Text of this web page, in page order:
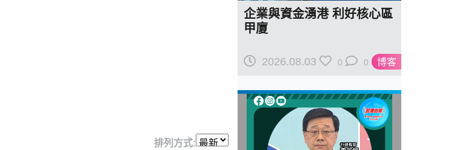
排列方式:
博客
企業與資金湧港 利好核心區
甲廈
2026.08.03 0 0